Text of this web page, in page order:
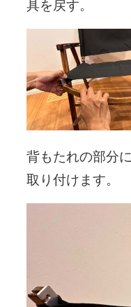
具を戻す。
背もたれの部分
取り付けます。